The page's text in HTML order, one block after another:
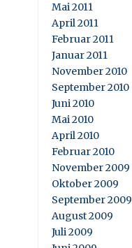
Mai 2011
April 2011
Februar 2011
Januar 2011
November 2010
September 2010
Juni 2010
Mai 2010
April 2010
Februar 2010
November 2009
Oktober 2009
September 2009
August 2009
Juli 2009